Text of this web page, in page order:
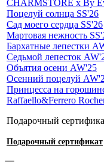
CHARMSTORE х By
Поцелуй солнца SS'26
Сад моего сердца SS'26
Мартовая нежность
Бархатные лепестки
Седьмой лепесток
Объятия осени AW'25
Осенний поцелуй
Принцесса на
Raffaello&Ferrero
Подарочный
Подарочный сертификат